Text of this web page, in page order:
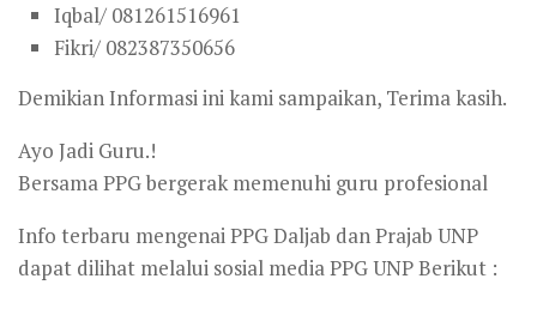
Iqbal/ 081261516961
Fikri/ 082387350656
Demikian Informasi ini kami sampaikan, Terima kasih.
Ayo Jadi Guru.!
Bersama PPG bergerak memenuhi guru profesional
Info terbaru mengenai PPG Daljab dan Prajab UNP
dapat dilihat melalui sosial media PPG UNP Berikut :